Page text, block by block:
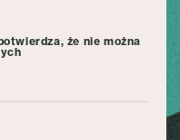
że nie można